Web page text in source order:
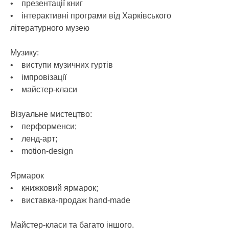
• презентації книг
• інтерактивні програми від Харківського
літературного музею
Музику:
• виступи музичних гуртів
• імпровізації
• майстер-класи
Візуальне мистецтво:
• перформенси;
• ленд-арт;
• motion-design
Ярмарок
• книжковий ярмарок;
• виставка-продаж hand-made
Майстер-класи та багато іншого.